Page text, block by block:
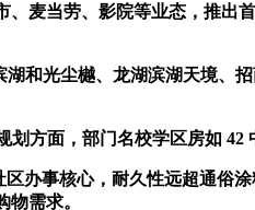
麦当劳、影院等业态，推出
光尘樾、龙湖滨湖天境、
方面，部门名校学区房如 42
事核心，耐久性远超通俗涂
需求。